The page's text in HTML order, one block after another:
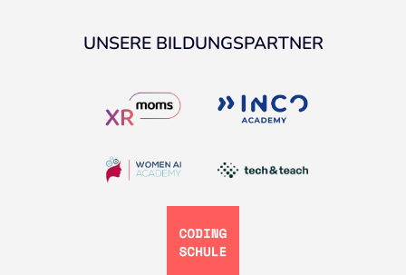
UNSERE BILDUNGSPARTNER